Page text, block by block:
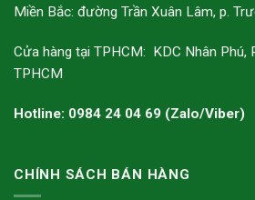
Miền Bắc: đường Trần Xuân Lâm, p.
Cửa hàng tại TPHCM: KDC Nhân Phú,
TPHCM
Hotline: 0984 24 04 69 (Zalo/Viber)
CHÍNH SÁCH BÁN HÀNG